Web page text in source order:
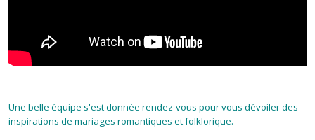
Une belle équipe s'est donnée rendez-vous pour vous dévoiler des
inspirations de mariages romantiques et folklorique.